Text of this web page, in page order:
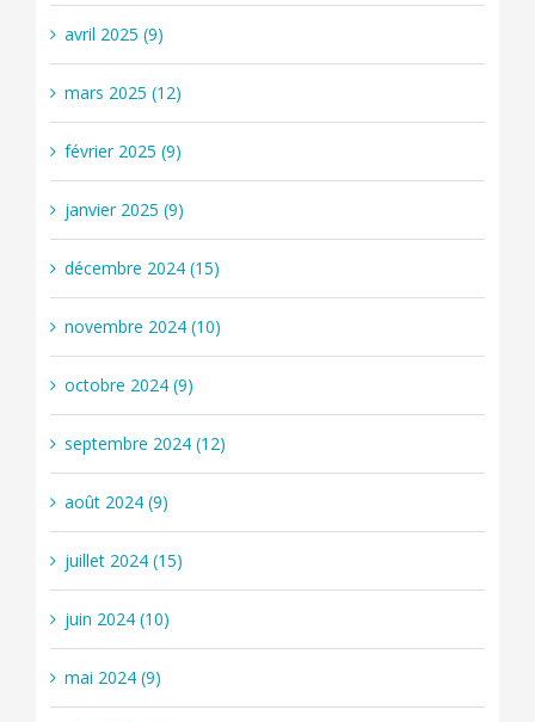
avril 2025 (9)
mars 2025 (12)
février 2025 (9)
janvier 2025 (9)
décembre 2024 (15)
novembre 2024 (10)
octobre 2024 (9)
septembre 2024 (12)
août 2024 (9)
juillet 2024 (15)
juin 2024 (10)
mai 2024 (9)